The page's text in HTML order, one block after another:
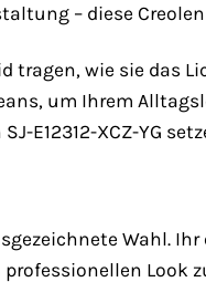
– diese
tragen, wie sie das
um Ihrem
E12312-XCZ-YG
Wahl.
Look